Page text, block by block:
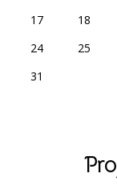
17
18
24
25
31